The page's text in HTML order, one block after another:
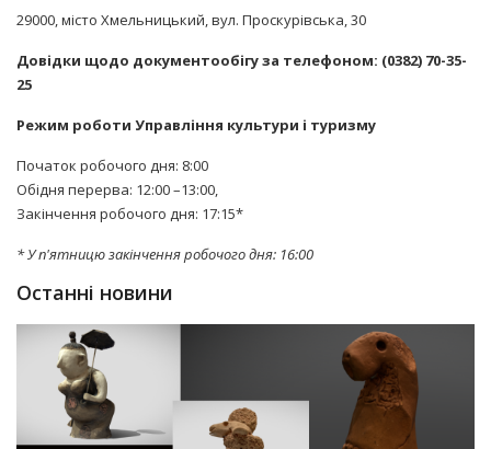
29000, місто Хмельницький, вул. Проскурівська, 30
Довідки щодо документообігу за телефоном: (0382) 70-35-
25
Режим роботи Управління культури і туризму
Початок робочого дня: 8:00
Обідня перерва: 12:00 –13:00,
Закінчення робочого дня: 17:15*
* У п'ятницю закінчення робочого дня: 16:00
Останні новини